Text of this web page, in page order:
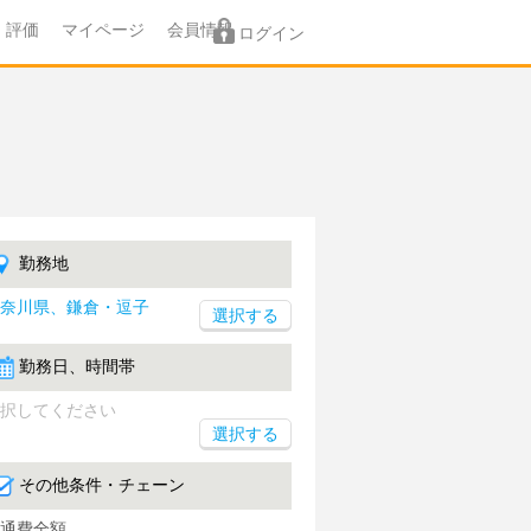
評価 マイページ 会員情報 ログイン
勤務地
川県、鎌倉・逗子
勤務日、時間帯
してください
選択する
その他条件・チェーン